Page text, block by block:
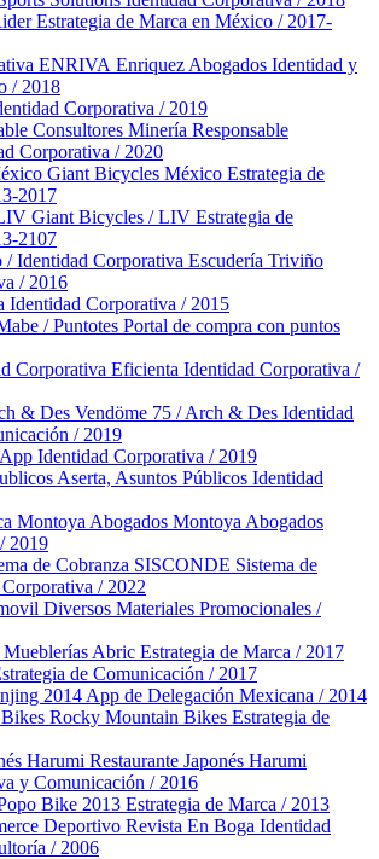
Estrategia de Marca en México / 2017-
Enriquez Abogados Identidad y
/ 2018
Corporativa / 2019
Minería Responsable
Corporativa / 2020
Giant Bicycles México Estrategia de
2017
Giant Bicycles / LIV Estrategia de
2107
Escudería Triviño
/ 2016
Identidad Corporativa / 2015
/ Puntotes Portal de compra con puntos
Eficienta Identidad Corporativa /
Vendöme 75 / Arch & Des Identidad
/ 2019
Identidad Corporativa / 2019
Aserta, Asuntos Públicos Identidad
Montoya Abogados
2019
SISCONDE Sistema de
/ 2022
Diversos Materiales Promocionales /
Mueblerías Abric Estrategia de Marca / 2017
de Comunicación / 2017
2014 App de Delegación Mexicana / 2014
Rocky Mountain Bikes Estrategia de
Restaurante Japonés Harumi
y Comunicación / 2016
Bike 2013 Estrategia de Marca / 2013
Revista En Boga Identidad
/ 2006